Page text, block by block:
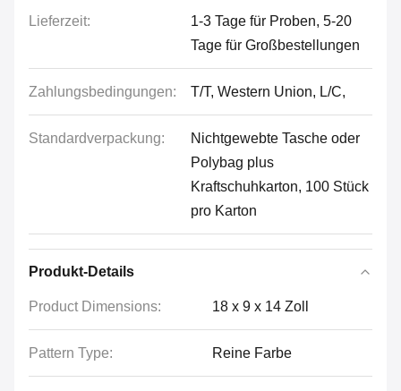
Lieferzeit:
1-3 Tage für Proben, 5-20
Tage für Großbestellungen
Zahlungsbedingungen: T/T, Western Union, L/C,
Standardverpackung:
Nichtgewebte Tasche oder
Polybag plus
Kraftschuhkarton, 100 Stück
pro Karton
Produkt-Details
Product Dimensions: 18 x 9 x 14 Zoll
Pattern Type: Reine Farbe